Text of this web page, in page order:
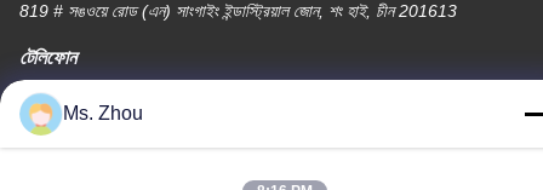
819 # সঙওয়ে রোড (এন) সাংগাইং ইন্ডাস্ট্রিয়াল জোন, শং হাই, চীন 201613
টেলিফোন
86-21-37635838
Ms. Zhou